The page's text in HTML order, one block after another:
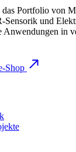
das Portfolio von
Sensorik und
Anwendungen in
Shop